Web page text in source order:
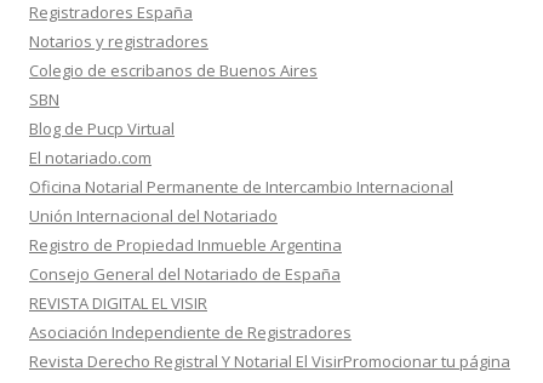
Registradores España
Notarios y registradores
Colegio de escribanos de Buenos Aires
SBN
Blog de Pucp Virtual
El notariado.com
Oficina Notarial Permanente de Intercambio Internacional
Unión Internacional del Notariado
Registro de Propiedad Inmueble Argentina
Consejo General del Notariado de España
REVISTA DIGITAL EL VISIR
Asociación Independiente de Registradores
Revista Derecho Registral Y Notarial El VisirPromocionar tu página